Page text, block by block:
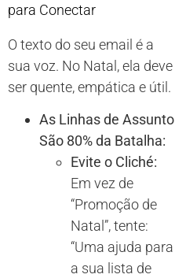
para Conectar
O texto do seu email é a
sua voz. No Natal, ela deve
ser quente, empática e útil.
As Linhas de Assunto
São 80% da Batalha:
Evite o Cliché:
Em vez de
“Promoção de
Natal”, tente:
“Uma ajuda para
a sua lista de